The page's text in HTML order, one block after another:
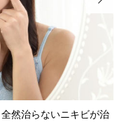
然治らないニキビが治